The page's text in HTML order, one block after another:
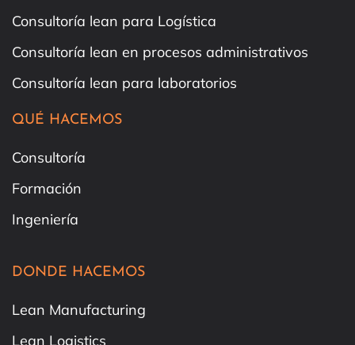
Consultoría lean para Logística
Consultoría lean en procesos administrativos
Consultoría lean para laboratorios
QUÉ HACEMOS
Consultoría
Formación
Ingeniería
DONDE HACEMOS
Lean Manufacturing
Lean Logistics